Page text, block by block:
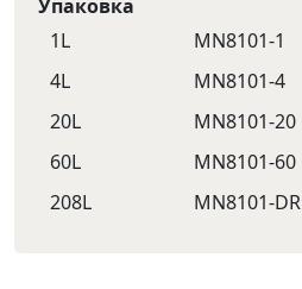
Упаковка
1L
MN8101-1
4L
MN8101-4
20L
MN8101-20
60L
MN8101-60
208L
MN8101-DR